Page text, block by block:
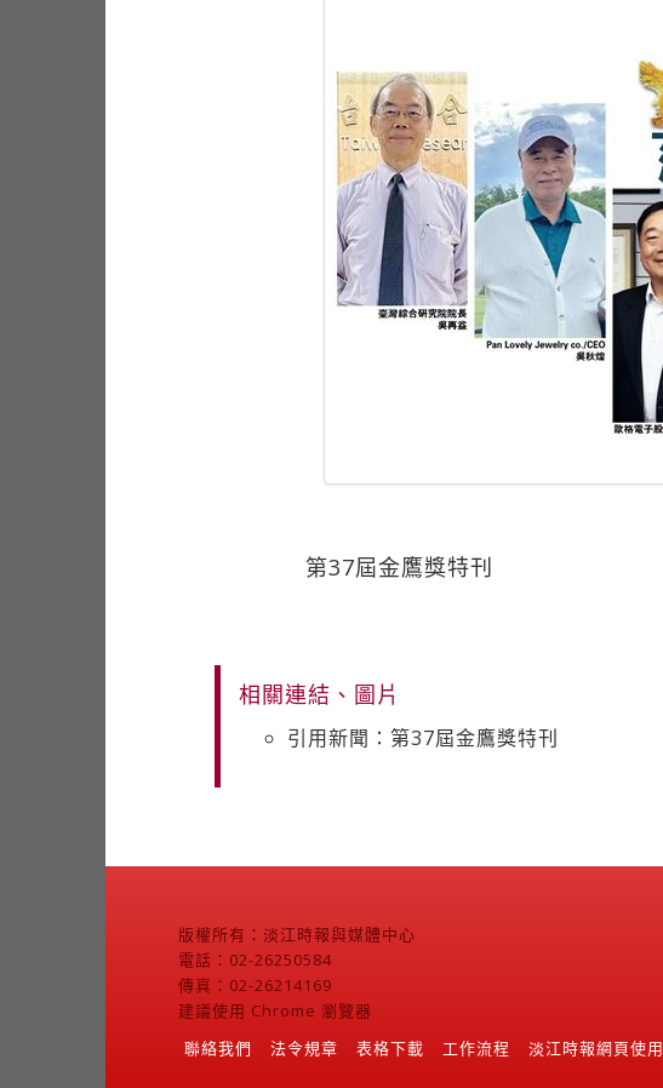
第37屆金鷹獎特刊
相關連結、圖片
引用新聞：第37屆金鷹獎特刊
版權所有：淡江時報與媒體中心
電話：02-26250584
傳真：02-26214169
建議使用 Chrome 瀏覽器
聯絡我們
法令規章 表格下載 工作流程 淡江時報網頁使